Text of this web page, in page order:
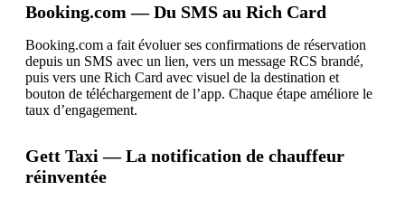
Booking.com — Du SMS au Rich Card
Booking.com a fait évoluer ses confirmations de réservation
depuis un SMS avec un lien, vers un message RCS brandé,
puis vers une Rich Card avec visuel de la destination et
bouton de téléchargement de l’app. Chaque étape améliore le
taux d’engagement.
Gett Taxi — La notification de chauffeur
réinventée